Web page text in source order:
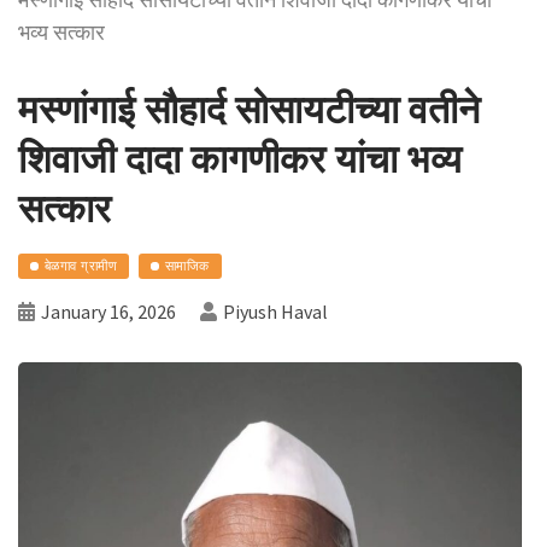
भव्य सत्कार
मस्णांगाई सौहार्द सोसायटीच्या वतीने
शिवाजी दादा कागणीकर यांचा भव्य
सत्कार
बेळगाव ग्रामीण सामाजिक
January 16, 2026 Piyush Haval